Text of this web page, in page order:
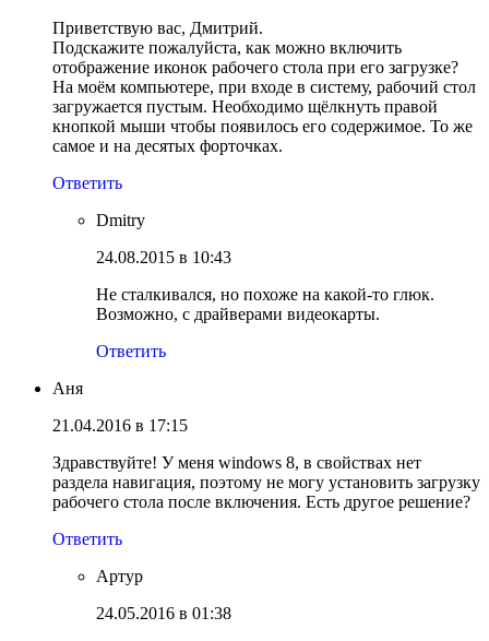
Приветствую вас, Дмитрий.
Подскажите пожалуйста, как можно включить
отображение иконок рабочего стола при его загрузке?
На моём компьютере, при входе в систему, рабочий стол
загружается пустым. Необходимо щёлкнуть правой
кнопкой мыши чтобы появилось его содержимое. То же
самое и на десятых форточках.
Ответить
Dmitry
24.08.2015 в 10:43
Не сталкивался, но похоже на какой-то глюк.
Возможно, с драйверами видеокарты.
Ответить
Аня
21.04.2016 в 17:15
Здравствуйте! У меня windows 8, в свойствах нет
раздела навигация, поэтому не могу установить загрузку
рабочего стола после включения. Есть другое решение?
Ответить
Артур
24.05.2016 в 01:38